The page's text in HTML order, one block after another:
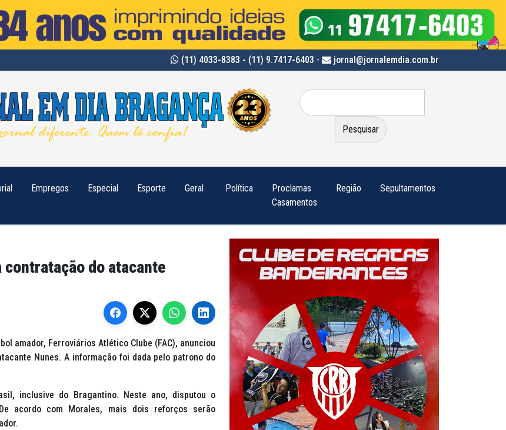
(11) 4033-8383 - (11) 9.7417-6403 - jornal@jornalemdia.com.br
Pesquisar
por:
Empregos Especial Esporte Geral Política
Proclamas
Casamentos
Região Sepultamentos
do atacante
amador, Ferroviários Atlético Clube (FAC), anunciou
Nunes. A informação foi dada pelo patrono do
inclusive do Bragantino. Neste ano, disputou o
acordo com Morales, mais dois reforços serão